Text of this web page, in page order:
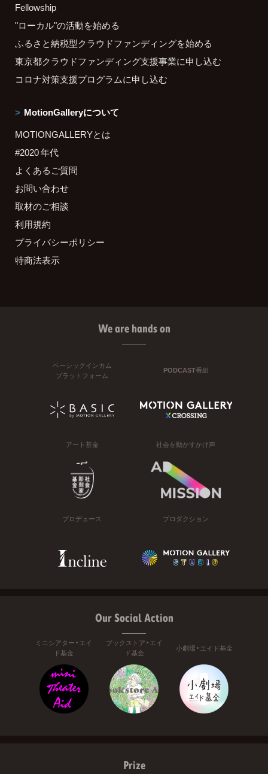
Fellowship
"ローカル"の活動を始める
ふるさと納税型クラウドファンディングを始める
東京都クラウドファンディング支援事業に申し込む
コロナ対策支援プログラムに申し込む
MotionGalleryについて
MOTIONGALLERYとは
#2020 年代
よくあるご質問
お問い合わせ
取材のご相談
利用規約
プライバシーポリシー
特商法表示
We are hands on
ベーシックインカム
プラットフォーム
PODCAST番組
アート基金 社会を動かすかけ声
プロデュース プロダクション
Our Social Action
ミニシアター・エイ
ド基金
ブックストア・エイ
ド基金
小劇場・エイド基金
Prize